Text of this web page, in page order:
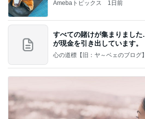
Amebaトピックス 1日前
すべての賭けが集まりまし
が現金を引き出しています。
心の道標【旧：ヤ～ベェのブログ】